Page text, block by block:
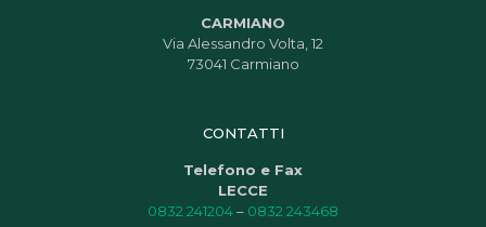
CARMIANO
Via Alessandro Volta, 12
73041 Carmiano
CONTATTI
Telefono e Fax
LECCE
0832 241204– 0832 243468